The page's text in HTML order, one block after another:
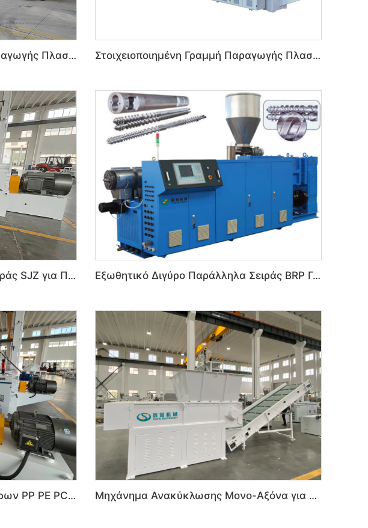
Στοιχειοποιημένη Γραμμή Παραγωγής Πλαστικών Τοιχών PVC WPC για Εσωτερική Κοσμήτικη Στοιχειοποιημένη Γραμμή Παραγωγής Πλαστικών Αραιών Πάνελ PVC για Εσωτερική Κοσμήτικη
Κωνικό Διγύρο Εξωθητικό Σειράς SJZ για Πλαστικά PVC PE Εξωθητικό Διγύρο Παράλληλα Σειράς BRP Για Μηχάνημα Εξωθητικής PVC Πλαστικών
Γραμμή Παραγωγής Ανεμιστήρων PP PE PC με Μονογύρο Πλαστικής Εξωθητικής Σειράς SJ Μηχάνημα Ανακύκλωσης Μονο-Αξόνα για Συντριβή Πλαστικού PVC PE HDPE LDPE